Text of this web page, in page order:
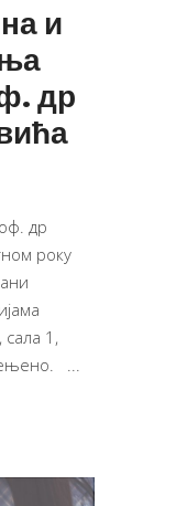
и
др
др
року
сала 1,